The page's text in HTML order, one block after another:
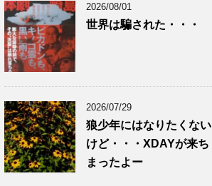
2026/08/01
世界は騙された・・・
2026/07/29
狼少年にはなりたくない
けど・・・XDAYが来ち
まったよー